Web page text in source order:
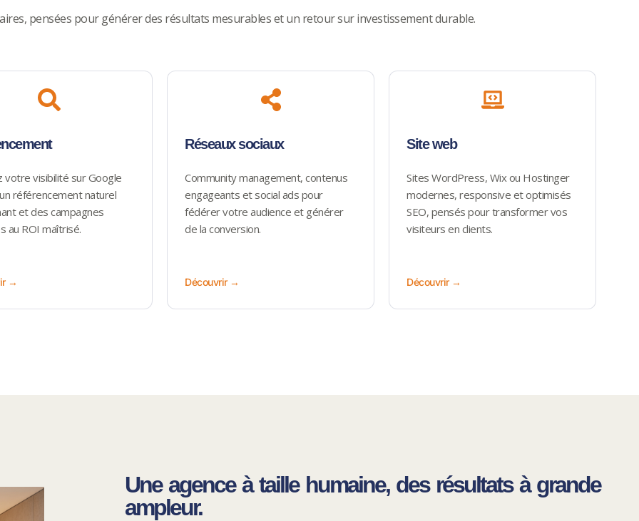
pensées pour générer des résultats mesurables et un retour sur investissement durable.
votre visibilité sur Google
référencement naturel
et des campagnes
au ROI maîtrisé.
→
Réseaux sociaux
Community management, contenus
engageants et social ads pour
fédérer votre audience et générer
de la conversion.
Découvrir →
Site web
Sites WordPress, Wix ou Hostinger
modernes, responsive et optimisés
SEO, pensés pour transformer vos
visiteurs en clients.
Découvrir →
Une agence à taille humaine, des résultats à grande
ampleur.